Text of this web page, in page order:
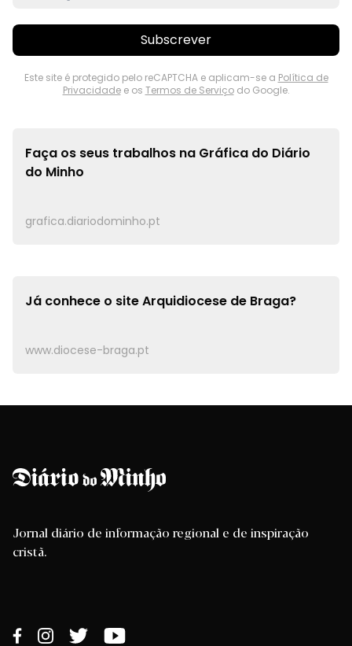
Subscrever
Este site é protegido pelo reCAPTCHA e aplicam-se a Política de
Privacidadee os Termos de Serviçodo Google.
Faça os seus trabalhos na Gráfica do Diário
do Minho
grafica.diariodominho.pt
Já conhece o siteArquidiocese de Braga?
www.diocese-braga.pt
Jornal diário de informação regional e de inspiração
cristã.